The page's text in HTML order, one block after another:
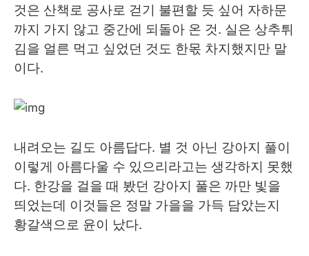
것은 산책로 공사로 걷기 불편할 듯 싶어 자하문
까지 가지 않고 중간에 되돌아 온 것. 실은 상추튀
김을 얼른 먹고 싶었던 것도 한몫 차지했지만 말
이다.
내려오는 길도 아름답다. 별 것 아닌 강아지 풀이
이렇게 아름다울 수 있으리라고는 생각하지 못했
다. 한강을 걸을 때 봤던 강아지 풀은 까만 빛을
띄었는데 이것들은 정말 가을을 가득 담았는지
황갈색으로 윤이 났다.